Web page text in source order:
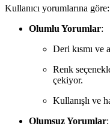
Kullanıcı yorumlarına göre:
Olumlu Yorumlar:
Deri kısmı ve
Renk
çekiyor.
Kullanışlı ve
Olumsuz Yorumlar: